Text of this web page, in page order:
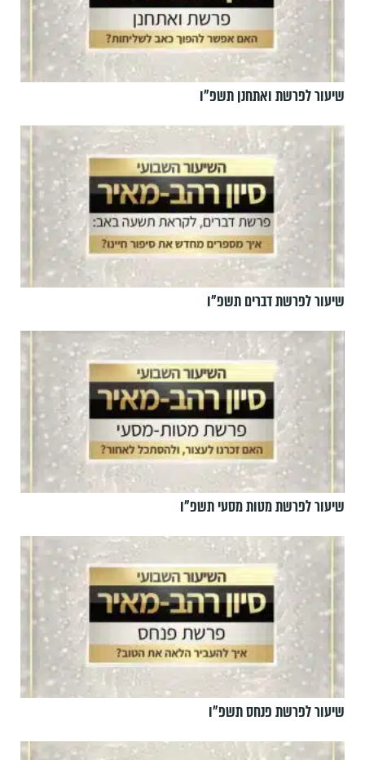
שיעור לפרשת ואתחנן תשפ"ו
שיעור לפרשת דברים תשפ"ו
שיעור לפרשת מטות מסעי תשפ"ו
שיעור לפרשת פנחס תשפ"ו